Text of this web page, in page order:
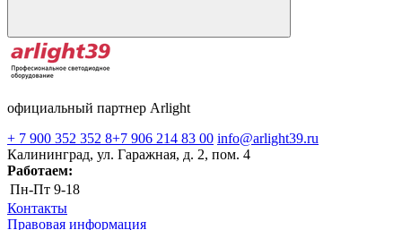
официальный партнер Arlight
+ 7 900 352 352 8+7 906 214 83 00 info@arlight39.ru
Калининград, ул. Гаражная, д. 2, пом. 4
Работаем:
Пн-Пт 9-18
Контакты
Правовая информация